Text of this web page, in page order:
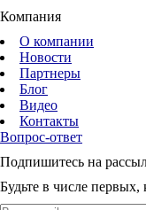
Компания
О компании
Новости
Партнеры
Блог
Видео
Контакты
Вопрос-ответ
Подпишитесь на
Будьте в числе первых,